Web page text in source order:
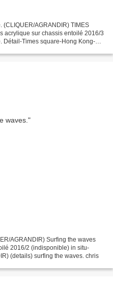
AGRANDIR) TIMES
acrylique sur chassis entoilé 2016/3
AGRANDIR) Surfing the waves
2016/2 (indisponible) in situ-
(details) surfing the waves. chris